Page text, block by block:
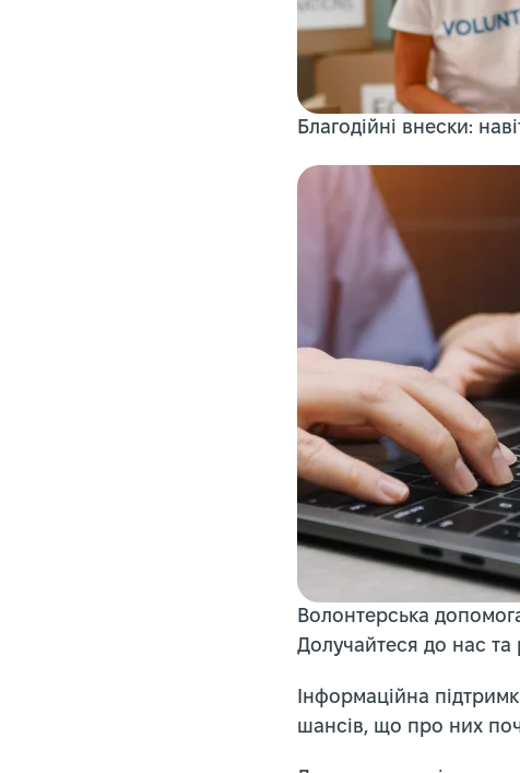
Благодійні внески:
Волонтерська
Долучайтеся до нас
Інформаційна
шансів, що про них